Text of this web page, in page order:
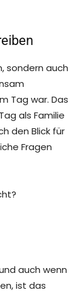
sondern auch
Tag war. Das
als Familie
den Blick für
Fragen
auch wenn
ist das